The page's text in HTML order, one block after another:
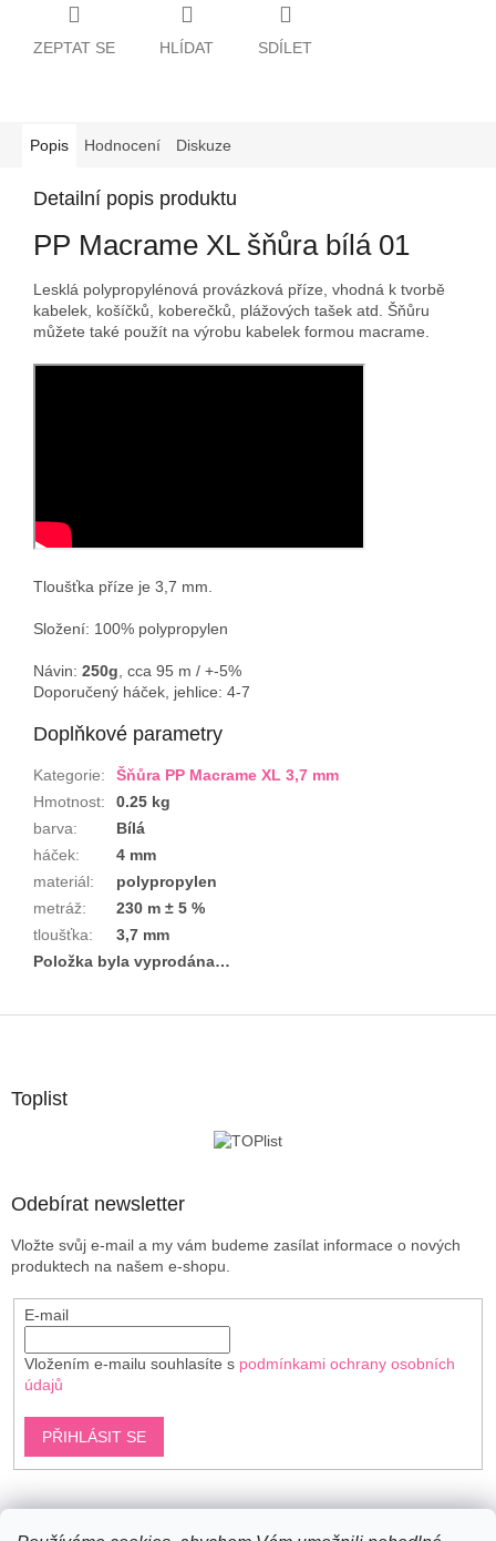
ZEPTAT SE HLÍDAT SDÍLET
Popis Hodnocení Diskuze
Detailní popis produktu
PP Macrame XL šňůra bílá 01
Lesklá polypropylénová provázková příze, vhodná k tvorbě
kabelek, košíčků, koberečků, plážových tašek atd. Šňůru
můžete také použít na výrobu kabelek formou macrame.
Tloušťka příze je 3,7 mm.
Složení: 100% polypropylen
Návin: 250g, cca 95 m / +-5%
Doporučený háček, jehlice: 4-7
Doplňkové parametry
Kategorie:
Šňůra PP Macrame XL 3,7 mm
Hmotnost:
0.25 kg
barva:
Bílá
háček:
4 mm
materiál:
polypropylen
metráž:
230 m ± 5 %
tloušťka:
3,7 mm
Položka byla vyprodána…
Toplist
Odebírat newsletter
Vložte svůj e-mail a my vám budeme zasílat informace o nových
produktech na našem e-shopu.
E-mail
Vložením e-mailu souhlasíte s podmínkami ochrany osobních
údajů
PŘIHLÁSIT SE